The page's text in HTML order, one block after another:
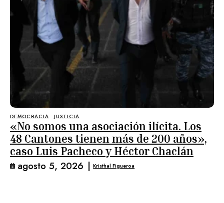
DEMOCRACIA JUSTICIA
«No somos una asociación ilícita. Los
48 Cantones tienen más de 200 años»,
caso Luis Pacheco y Héctor Chaclán
agosto 5, 2026 | Kristhal Figueroa